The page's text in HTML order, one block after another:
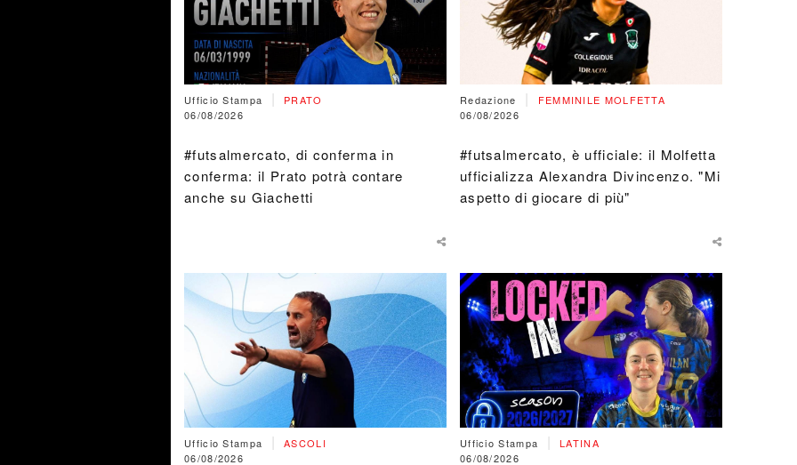
Ufficio Stampa
PRATO
06/08/2026
#futsalmercato, di conferma in
conferma: il Prato potrà contare
anche su Giachetti
Ufficio Stampa
ASCOLI
06/08/2026
Redazione
FEMMINILE MOLFETTA
06/08/2026
#futsalmercato, è ufficiale: il Molfetta
ufficializza Alexandra Divincenzo. "Mi
aspetto di giocare di più"
Ufficio Stampa
LATINA
06/08/2026